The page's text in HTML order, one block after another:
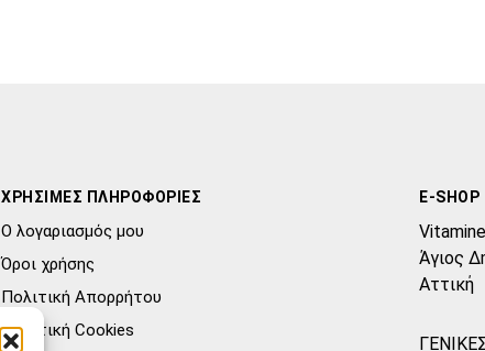
ΧΡΗΣΙΜΕΣ ΠΛΗΡΟΦΟΡΙΕΣ
Ο λογαριασμός μου
Όροι χρήσης
Πολιτική Απορρήτου
Πολιτική Cookies
E-SHOP
Άγιος
Αττική